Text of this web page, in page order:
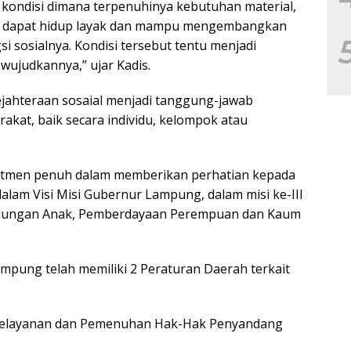
dimana terpenuhinya kebutuhan material,
hidup layak dan mampu mengembangkan
sosialnya. Kondisi tersebut tentu menjadi
ujar Kadis.
sosaial menjadi tanggung-jawab
baik secara individu, kelompok atau
penuh dalam memberikan perhatian kepada
Visi Misi Gubernur Lampung, dalam misi ke-III
Anak, Pemberdayaan Perempuan dan Kaum
telah memiliki 2 Peraturan Daerah terkait
dan Pemenuhan Hak-Hak Penyandang